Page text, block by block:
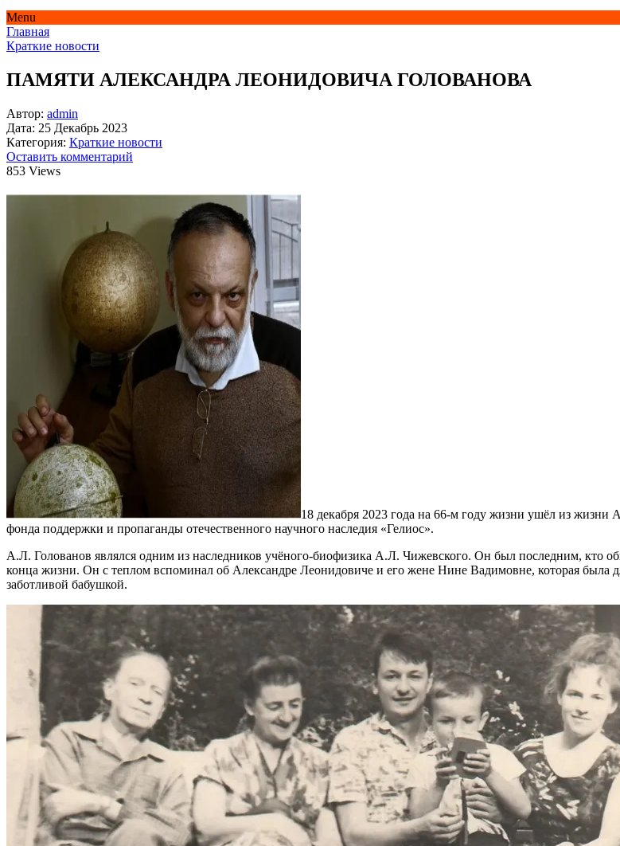
Menu
Главная
Краткие новости
ПАМЯТИ АЛЕКСАНДРА ЛЕОНИДОВИЧА ГОЛОВАНОВА
Автор: admin
Дата: 25 Декабрь 2023
Категория: Краткие новости
Оставить комментарий
853 Views
18 декабря 2023 года на 66-м году жизни ушёл из жизни
фонда поддержки и пропаганды отечественного научного наследия «Гелиос».
А.Л. Голованов являлся одним из наследников учёного-биофизика А.Л. Чижевского. Он был последним, кто
конца жизни. Он с теплом вспоминал об Александре Леонидовиче и его жене Нине Вадимовне, которая была
заботливой бабушкой.